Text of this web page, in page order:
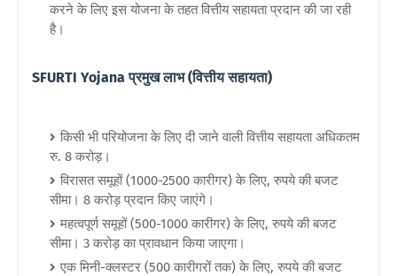
करने के लिए इस योजना के तहत वित्तीय सहायता प्रदान की जा रही
है।
SFURTI Yojana प्रमुख लाभ (वित्तीय सहायता)
किसी भी परियोजना के लिए दी जाने वाली वित्तीय सहायता अधिकतम
रु. 8 करोड़।
विरासत समूहों (1000-2500 कारीगर) के लिए, रुपये की बजट
सीमा। 8 करोड़ प्रदान किए जाएंगे।
महत्वपूर्ण समूहों (500-1000 कारीगर) के लिए, रुपये की बजट
सीमा। 3 करोड़ का प्रावधान किया जाएगा।
एक मिनी-क्लस्टर (500 कारीगरों तक) के लिए, रुपये की बजट